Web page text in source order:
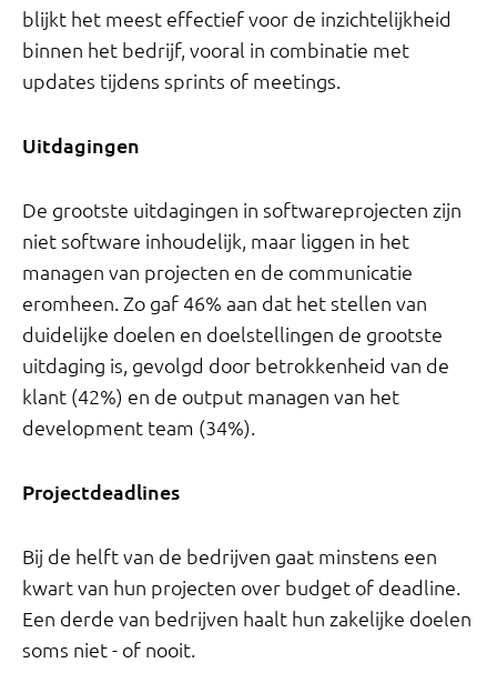
blijkt het meest effectief voor de inzichtelijkheid
binnen het bedrijf, vooral in combinatie met
updates tijdens sprints of meetings.
Uitdagingen
De grootste uitdagingen in softwareprojecten zijn
niet software inhoudelijk, maar liggen in het
managen van projecten en de communicatie
eromheen. Zo gaf 46% aan dat het stellen van
duidelijke doelen en doelstellingen de grootste
uitdaging is, gevolgd door betrokkenheid van de
klant (42%) en de output managen van het
development team (34%).
Projectdeadlines
Bij de helft van de bedrijven gaat minstens een
kwart van hun projecten over budget of deadline.
Een derde van bedrijven haalt hun zakelijke doelen
soms niet - of nooit.